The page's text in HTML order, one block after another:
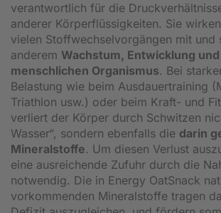
verantwortlich für die
anderer Körperflüssigkeiten. Sie
vielen Stoffwechselvorgängen mit und
anderem Wachstum, Entwicklung
menschlichen Organismus. Bei
Belastung wie beim Ausdauertraining
Triathlon usw.) oder beim Kraft- und
verliert der Körper durch Schwitzen
Wasser“, sondern ebenfalls die darin
Mineralstoffe. Um diesen Verlust
eine ausreichende Zufuhr durch die
notwendig. Die in Energy OatSnack
vorkommenden Mineralstoffe tragen